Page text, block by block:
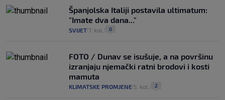
Španjolska Italiji postavila ultimatum:
"Imate dva dana..."
SVIJET 7. kol. 0
FOTO / Dunav se isušuje, a na površinu
izranjaju njemački ratni brodovi i kosti
mamuta
KLIMATSKE PROMJENE 5. kol. 2